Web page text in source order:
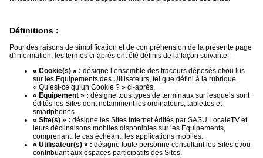
Inscription
pro
Accès
Définitions :
Pour des raisons de simplification et de compréhension de la présente page
d’information, les termes ci-après ont été définis de la façon suivante :
« Cookie(s) » : désigne l’ensemble des traceurs déposés et/ou lus
sur les Equipements des Utilisateurs, tel que défini à la rubrique
« Qu’est-ce qu’un Cookie ? » ci-après.
« Equipement » : désigne tous types de terminaux sur lesquels sont
édités les Sites dont notamment les ordinateurs, tablettes et
smartphones.
« Site(s) » : désigne les Sites Internet édités par SASU LocaleTV et
leurs déclinaisons mobiles disponibles sur les Equipements,
comprenant, le cas échéant, les applications mobiles.
« Utilisateur(s) » : désigne toute personne consultant les Sites et/ou
contribuant aux espaces participatifs des Sites.